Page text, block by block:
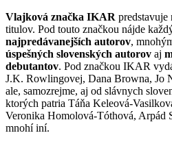
Vlajková značka IKAR predstavuje
titulov. Pod touto značkou nájde
najpredávanejších autorov,
úspešných slovenských autorov aj
debutantov. Pod značkou IKAR
J.K. Rowlingovej, Dana Browna, Jo
ale, samozrejme, aj od slávnych
ktorých patria Táňa Keleová-
Veronika Homolová-Tóthová, Arpád
mnohí iní.